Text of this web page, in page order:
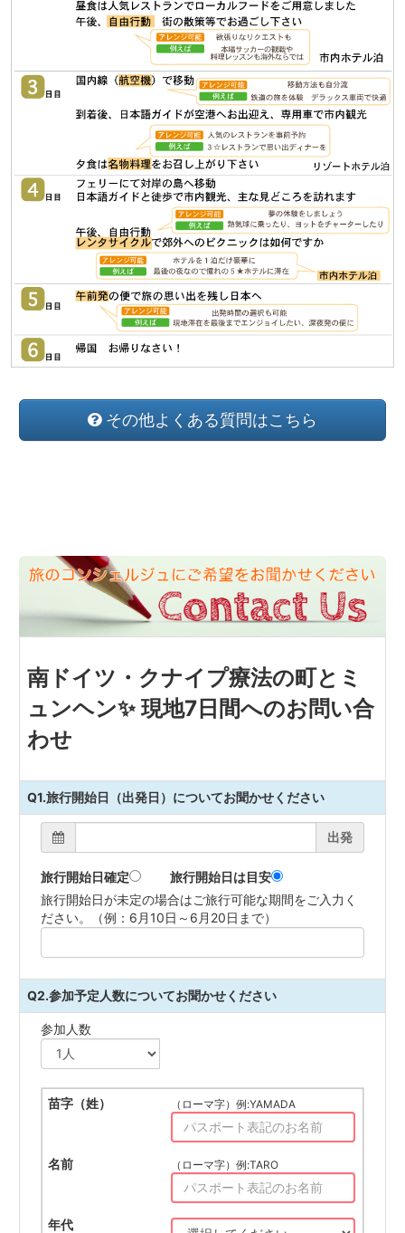
その他よくある質問はこちら
南ドイツ・クナイプ療法の町とミ
ュンヘン✨ 現地7日間へのお問い合
わせ
Q1.旅行開始日（出発日）についてお聞かせください
出発
旅行開始日確定
旅行開始日は目安
旅行開始日が未定の場合はご旅行可能な期間をご入力く
ださい。（例：6月10日～6月20日まで）
Q2.参加予定人数についてお聞かせください
参加人数
（ローマ字）例:YAMADA
（ローマ字）例:TARO